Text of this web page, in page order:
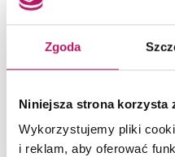
Zgoda
Niniejsza strona korzysta
Wykorzystujemy pliki
i reklam, aby oferować
5 097,10 PLN
Dostępność: na